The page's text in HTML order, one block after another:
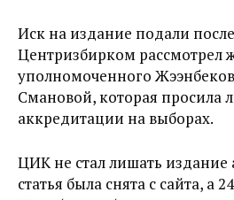
Иск на издание подали
Центризбирком рассмотрел
уполномоченного
Смановой, которая просила
аккредитации на выборах.
ЦИК не стал лишать издание
статья была снята с сайта, а